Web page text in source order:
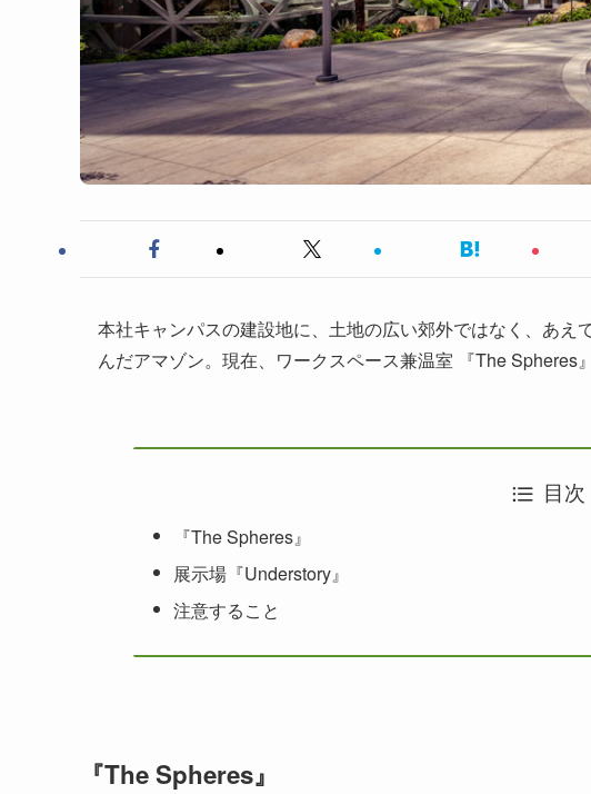
本社キャンパスの建設地に、土地の広い郊外ではなく、あ
んだアマゾン。現在、ワークスペース兼温室 『The Spheres
目次
『The Spheres』
展示場『Understory』
注意すること
『The Spheres』